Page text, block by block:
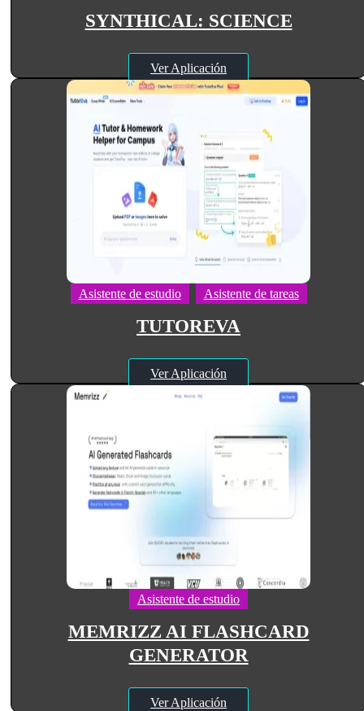
SYNTHICAL: SCIENCE
Ver Aplicación
Asistente de estudio Asistente de tareas
TUTOREVA
Ver Aplicación
Asistente de estudio
MEMRIZZ AI FLASHCARD
GENERATOR
Ver Aplicación